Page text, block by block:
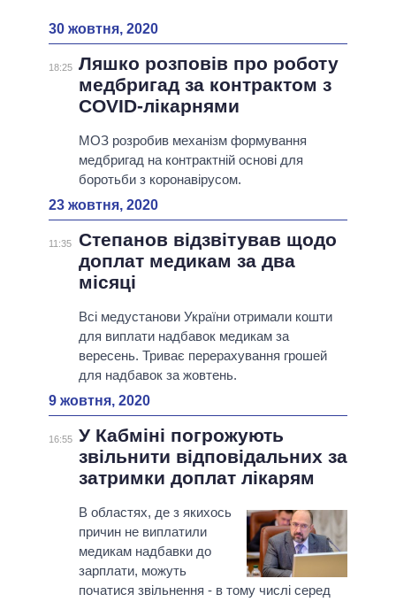
30 жовтня, 2020
18:25 Ляшко розповів про роботу
медбригад за контрактом з
COVID-лікарнями
МОЗ розробив механізм формування
медбригад на контрактній основі для
боротьби з коронавірусом.
23 жовтня, 2020
11:35
Степанов відзвітував щодо
доплат медикам за два
місяці
Всі медустанови України отримали кошти
для виплати надбавок медикам за
вересень. Триває перерахування грошей
для надбавок за жовтень.
9 жовтня, 2020
16:55 У Кабміні погрожують
звільнити відповідальних за
затримки доплат лікарям
В областях, де з якихось
причин не виплатили
медикам надбавки до
зарплати, можуть
початися звільнення - в тому числі серед